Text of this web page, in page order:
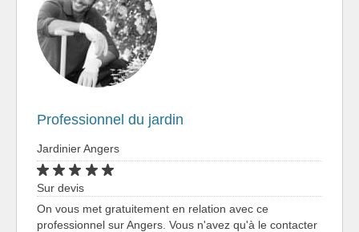
Professionnel du jardin
Jardinier Angers
Sur devis
On vous met gratuitement en relation avec ce
professionnel sur Angers. Vous n'avez qu'à le contacter